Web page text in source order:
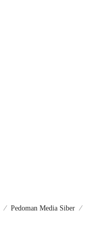
Pedoman Media Siber